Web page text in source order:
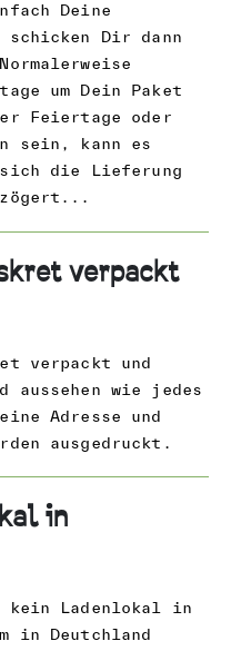
Deine
schicken Dir dann
um Dein Paket
Feiertage oder
sein, kann es
die Lieferung
verpackt
verpackt und
aussehen wie jedes
Adresse und
ausgedruckt.
in
kein Ladenlokal in
in Deutchland